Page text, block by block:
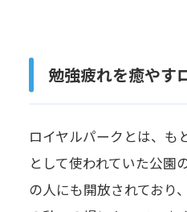
勉強疲れを癒やす
ロイヤルパークとは、も
として使われていた公園
の人にも開放されており